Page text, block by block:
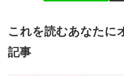
これを読むあなたに
記事